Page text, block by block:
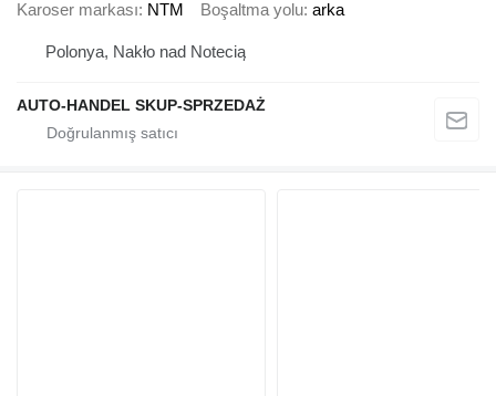
Karoser markası NTM Boşaltma yolu arka
Polonya, Nakło nad Notecią
AUTO-HANDEL SKUP-SPRZEDAŻ